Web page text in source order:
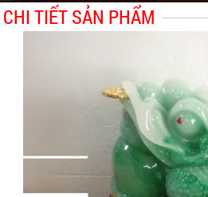
CHI TIẾT SẢN PHẨM